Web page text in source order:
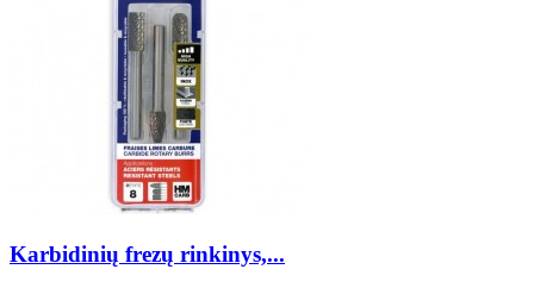
Karbidinių frezų rinkinys,...